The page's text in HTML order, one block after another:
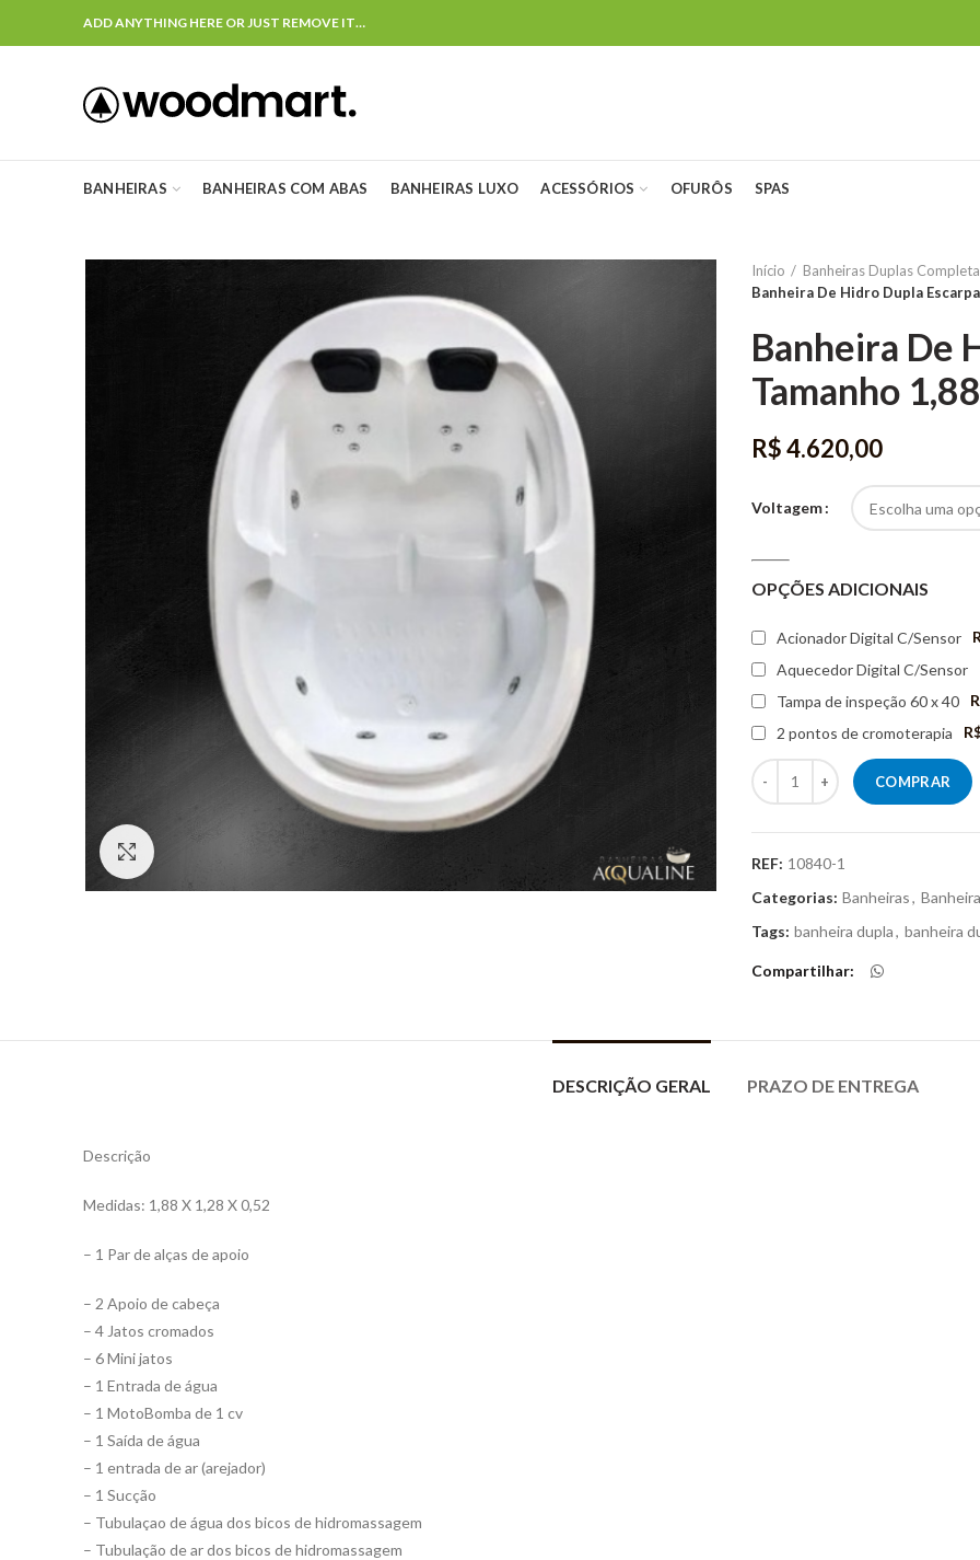
ADD ANYTHING HERE OR JUST REMOVE IT…
BANHEIRAS BANHEIRAS COM ABAS BANHEIRAS LUXO ACESSÓRIOS OFURÔS SPAS
Início
Banheiras Duplas Completa
Banheira De Hidro Dupla
Banheira De
Tamanho
R$4.620,00
Voltagem
OPÇÕES ADICIONAIS
Acionador Digital C/Sensor
Aquecedor Digital C/Sensor
Tampa de inspeção 60 x 40
2 pontos de cromoterapia
Quantidade
COMPRAR
REF: 10840-1
Categorias: Banheiras,
Tags: banheira dupla, banheira
Compartilhar
DESCRIÇÃO GERAL PRAZO DE ENTREGA
Descrição
Medidas: 1,88 X 1,28 X 0,52
– 1 Par de alças de apoio
– 2 Apoio de cabeça
– 4 Jatos cromados
– 6 Mini jatos
– 1 Entrada de água
– 1 MotoBomba de 1 cv
– 1 Saída de água
– 1 entrada de ar (arejador)
– 1 Sucção
– Tubulaçao de água dos bicos de hidromassagem
– Tubulação de ar dos bicos de hidromassagem